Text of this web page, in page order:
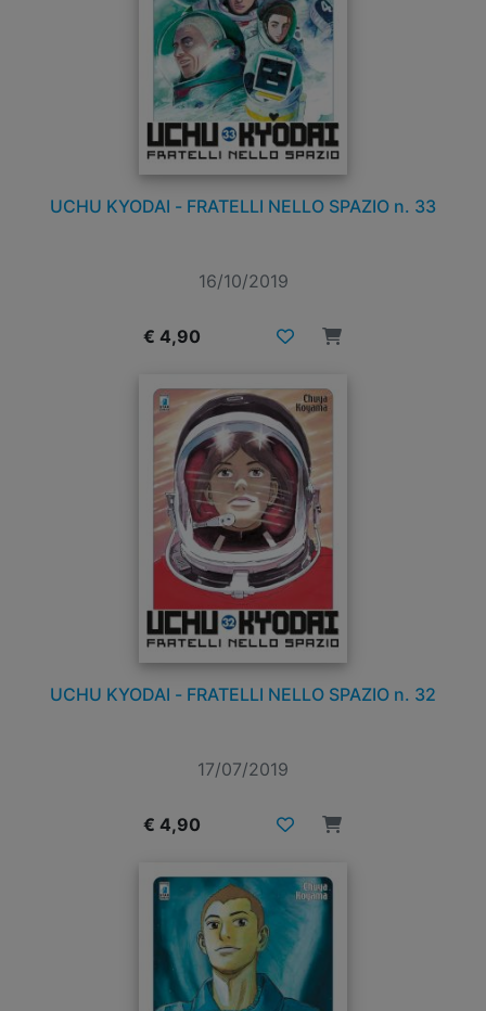
UCHU KYODAI - FRATELLI NELLO SPAZIO n. 33
16/10/2019
€ 4,90
UCHU KYODAI - FRATELLI NELLO SPAZIO n. 32
17/07/2019
€ 4,90